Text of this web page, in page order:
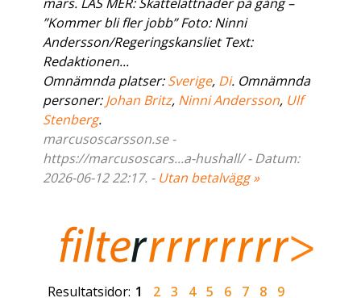
”Kommer bli fler jobb” Foto: Ninni
Andersson/Regeringskansliet Text:
Redaktionen...
Omnämnda platser:Sverige, Di. Omnämnda
personer:Johan Britz, Ninni Andersson, Ulf
Stenberg.
marcusoscarsson.se -
https://marcusoscars...a-hushall/ - Datum:
2026-06-12 22:17. - Utan betalvägg »
Resultatsidor: 1 2 3 4 5 6 7 8 9